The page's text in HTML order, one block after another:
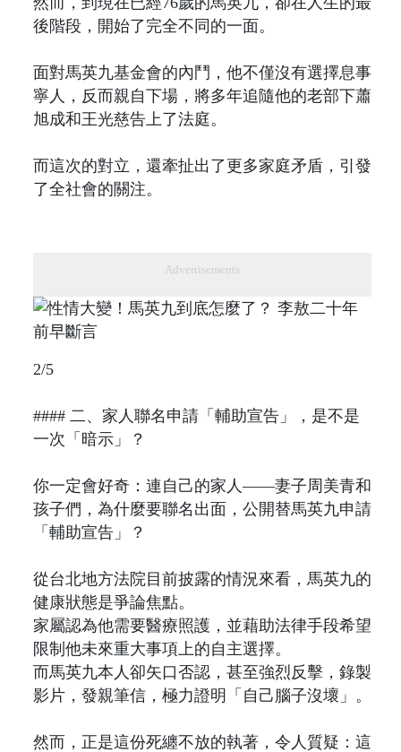
後階段，開始了完全不同的一面。
面對馬英九基金會的內鬥，他不僅沒有選擇息事
寧人，反而親自下場，將多年追隨他的老部下蕭
旭成和王光慈告上了法庭。
而這次的對立，還牽扯出了更多家庭矛盾，引發
了全社會的關注。
Advertisements
2/5
#### 二、家人聯名申請「輔助宣告」，是不是
一次「暗示」？
你一定會好奇：連自己的家人——妻子周美青和
孩子們，為什麼要聯名出面，公開替馬英九申請
「輔助宣告」？
從台北地方法院目前披露的情況來看，馬英九的
健康狀態是爭論焦點。
家屬認為他需要醫療照護，並藉助法律手段希望
限制他未來重大事項上的自主選擇。
而馬英九本人卻矢口否認，甚至強烈反擊，錄製
影片，發親筆信，極力證明「自己腦子沒壞」。
然而，正是這份死纏不放的執著，令人質疑：這